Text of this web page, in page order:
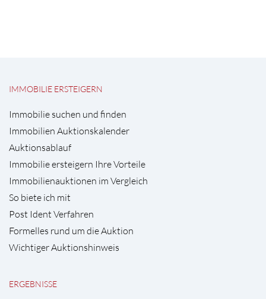
IMMOBILIE ERSTEIGERN
Immobilie suchen und finden
Immobilien Auktionskalender
Auktionsablauf
Immobilie ersteigern Ihre Vorteile
Immobilienauktionen im Vergleich
So biete ich mit
Post Ident Verfahren
Formelles rund um die Auktion
Wichtiger Auktionshinweis
ERGEBNISSE